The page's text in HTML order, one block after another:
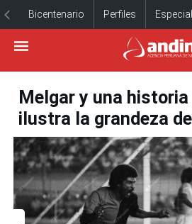
Bicentenario Perfiles
Melgar y una
ilustra la grandeza